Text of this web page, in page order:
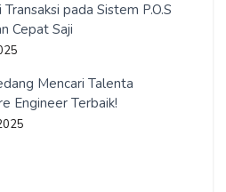
Transaksi pada Sistem P.O.S
Cepat Saji
Mencari Talenta
Engineer Terbaik!